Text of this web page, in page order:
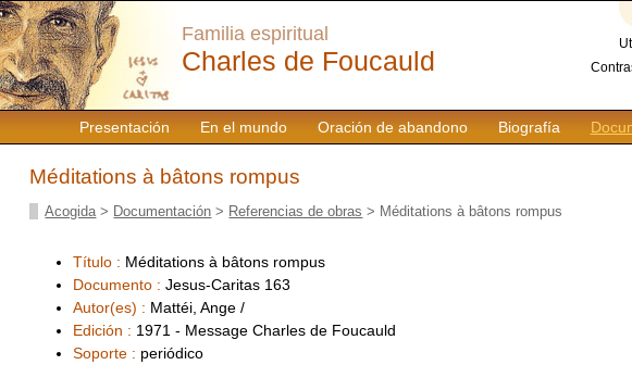
Presentación En el mundo Oración de abandono Biografía
Familia espiritual
Charles de Foucauld
Méditations à bâtons rompus
Acogida > Documentación > Referencias de obras > Méditations à bâtons rompus
Título : Méditations à bâtons rompus
Documento : Jesus-Caritas 163
Autor(es) : Mattéi, Ange /
Edición : 1971 - Message Charles de Foucauld
Soporte : periódico